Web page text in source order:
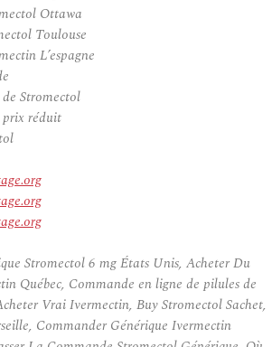
Ottawa
Toulouse
L’espagne
Stromectol
prix réduit
Stromectol 6 mg États Unis, Acheter Du
Québec, Commande en ligne de pilules de
Vrai Ivermectin, Buy Stromectol Sachet,
Commander Générique Ivermectin